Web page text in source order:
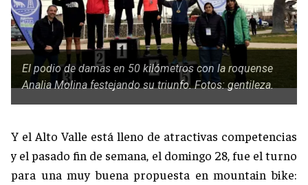
El podio de damas en 50 kilómetros con la roquense
Analia Molina festejando su triunfo. Fotos: gentileza.
Y el Alto Valle está lleno de atractivas competencias
y el pasado fin de semana, el domingo 28, fue el turno
para una muy buena propuesta en mountain bike: